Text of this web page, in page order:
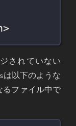
されていない
は以下のような
ファイル中で